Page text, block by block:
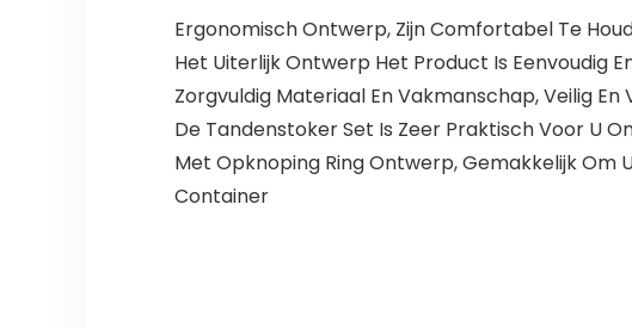
Ergonomisch Ontwerp, Zijn Comfortabel Te
Het Uiterlijk Ontwerp Het Product Is Eenvoudig
Zorgvuldig Materiaal En Vakmanschap, Veilig
De Tandenstoker Set Is Zeer Praktisch Voor U
Met Opknoping Ring Ontwerp, Gemakkelijk Om
Container